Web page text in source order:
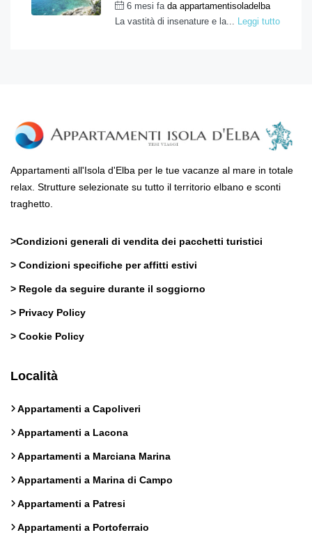
6 mesi fa da appartamentisoladelba
La vastità di insenature e la... Leggi tutto
Appartamenti all'Isola d'Elba per le tue vacanze al mare in totale
relax. Strutture selezionate su tutto il territorio elbano e sconti
traghetto.
>Condizioni generali di vendita dei pacchetti turistici
> Condizioni specifiche per affitti estivi
> Regole da seguire durante il soggiorno
> Privacy Policy
> Cookie Policy
Località
Appartamenti a Capoliveri
Appartamenti a Lacona
Appartamenti a Marciana Marina
Appartamenti a Marina di Campo
Appartamenti a Patresi
Appartamenti a Portoferraio